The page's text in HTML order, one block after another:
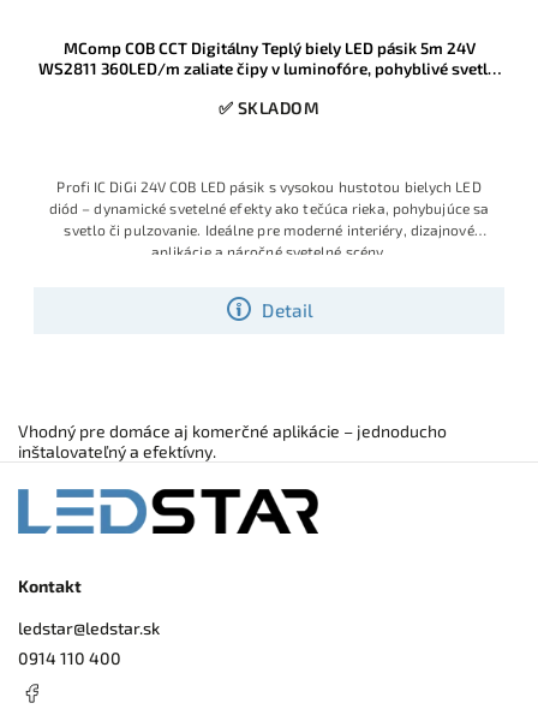
MComp COB CCT Digitálny Teplý biely LED pásik 5m 24V
WS2811 360LED/m zaliate čipy v luminofóre, pohyblivé svetlo,
✅ SKLADOM
Detail
Profi IC DiGi 24V COB LED pásik s vysokou hustotou bielych LED
diód – dynamické svetelné efekty ako tečúca rieka, pohybujúce sa
svetlo či pulzovanie. Ideálne pre moderné interiéry, dizajnové
aplikácie a náročné svetelné scény.
Vhodný pre domáce aj komerčné aplikácie – jednoducho
inštalovateľný a efektívny.
Kontakt
ledstar@ledstar.sk
0914 110 400